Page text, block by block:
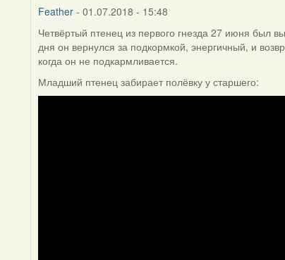
Feather - 01.07.2018 - 15:48
Четвёртый птенец из первого гнезда 27 июня был
дня он вернулся за подкормкой, энергичный, и
когда он не подкармливается.
Младший птенец забирает полёвку у старшего: